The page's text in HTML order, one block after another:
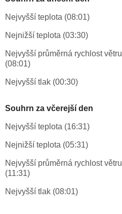
Nejvyšší teplota (08:01)
Nejnižší teplota (03:30)
Nejvyšší průměrná rychlost větru
(08:01)
Nejvyšší tlak (00:30)
Souhrn za včerejší den
Nejvyšší teplota (16:31)
Nejnižší teplota (05:31)
Nejvyšší průměrná rychlost větru
(11:31)
Nejvyšší tlak (08:01)